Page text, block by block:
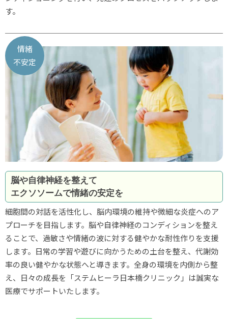
す。
情緒
不安定
脳や自律神経を整えて
エクソソームで情緒の安定を
細胞間の対話を活性化し、脳内環境の維持や微細な炎症へのア
プローチを目指します。脳や自律神経のコンディションを整え
ることで、過敏さや情緒の波に対する健やかな耐性作りを支援
します。日常の学習や遊びに向かうための土台を整え、代謝効
率の良い健やかな状態へと導きます。全身の環境を内側から整
え、日々の成長を「ステムヒーラ日本橋クリニック」は誠実な
医療でサポートいたします。